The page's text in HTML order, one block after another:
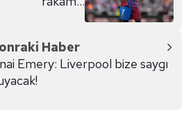
ve sizlere yönelik
yapılması, amaçlarıyla
dahilinde kullanılacaktır.
aşağıda yer alan panel
Çerezlere ilişkin detaylı bilgi
Haber
Emery: Liverpool bize saygı